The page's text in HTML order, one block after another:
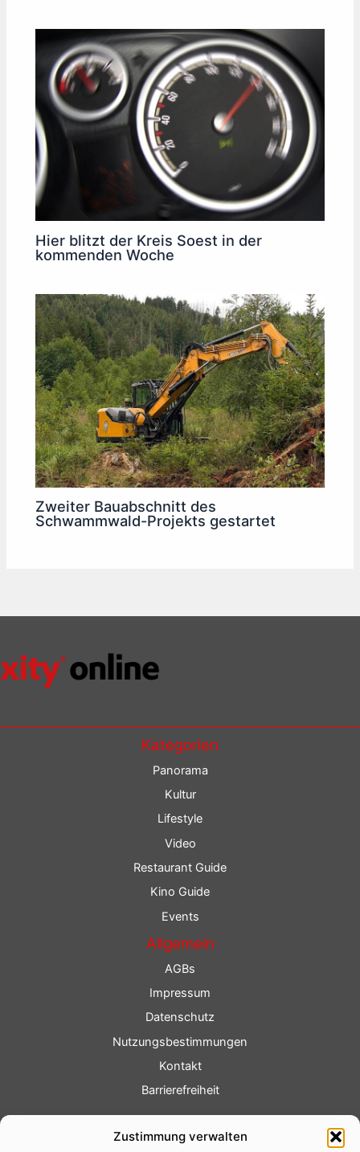
Zustimmung verwalten
Hier blitzt der Kreis Soest in der
kommenden Woche
Zweiter Bauabschnitt des
Schwammwald-Projekts gestartet
Kategorien
Panorama
Kultur
Lifestyle
Video
Restaurant Guide
Kino Guide
Events
Allgemein
AGBs
Impressum
Datenschutz
Nutzungsbestimmungen
Kontakt
Barrierefreiheit
Fotoservice